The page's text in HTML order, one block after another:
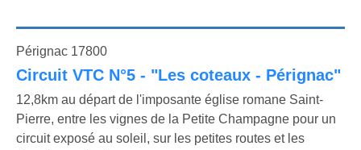
Pérignac 17800
Circuit VTC N°5 - "Les coteaux - Pérignac"
12,8km au départ de l'imposante église romane Saint-
Pierre, entre les vignes de la Petite Champagne pour un
circuit exposé au soleil, sur les petites routes et les